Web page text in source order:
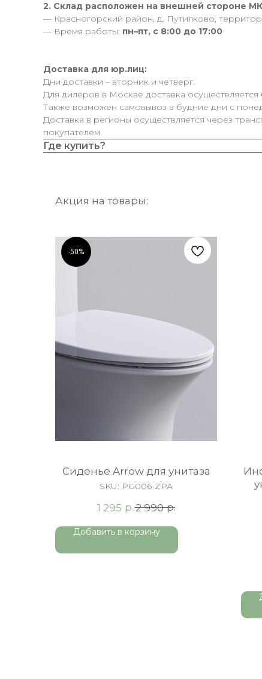
2. Склад расположен на внешней стороне
— Красногорский район, д. Путилково,
— Время работы: пн–пт, с 8:00 до 17:00
Доставка для юр.лиц:
Дни доставки – вторник и четверг.
Для дилеров в Москве доставка осуществляется
Также возможен самовывоз в будние дни с
Доставка в регионы осуществляется через
покупателем.
Где купить?
Акция на товары:
-50%
Сиденье Arrow для унитаза
SKU: PG006-ZPA
1 295 р.2 990 р.
Добавить в корзину